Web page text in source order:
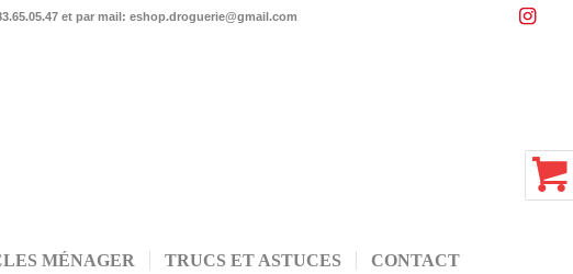
et par mail: eshop.droguerie@gmail.com
MÉNAGER TRUCS ET ASTUCES CONTACT